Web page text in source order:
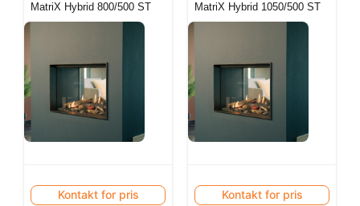
MatriX Hybrid 800/500 ST
Kontakt for pris
MatriX Hybrid 1050/500 ST
Kontakt for pris